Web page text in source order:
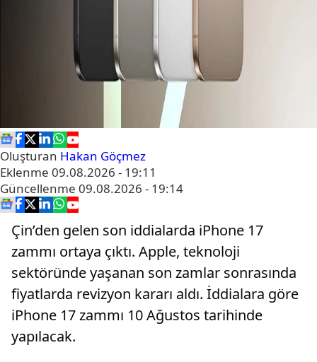
Oluşturan Hakan Göçmez
Eklenme 09.08.2026 - 19:11
Güncellenme 09.08.2026 - 19:14
Çin’den gelen son iddialarda iPhone 17
zammı ortaya çıktı. Apple, teknoloji
sektöründe yaşanan son zamlar sonrasında
fiyatlarda revizyon kararı aldı. İddialara göre
iPhone 17 zammı 10 Ağustos tarihinde
yapılacak.